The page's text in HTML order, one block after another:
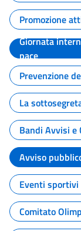
Promozione
Giornata
pace
Prevenzione
La
Bandi Avvisi
Avviso
Eventi sportivi
Comitato